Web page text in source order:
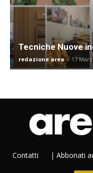
Tecniche Nuove
redazione area - 17
Contatti | Abbonati